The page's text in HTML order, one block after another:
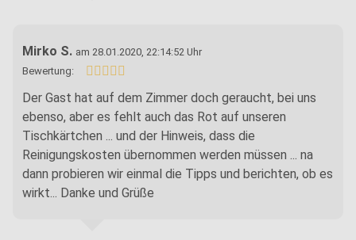
Mirko S. am 28.01.2020, 22:14:52 Uhr
Bewertung:
Der Gast hat auf dem Zimmer doch geraucht, bei uns
ebenso, aber es fehlt auch das Rot auf unseren
Tischkärtchen ... und der Hinweis, dass die
Reinigungskosten übernommen werden müssen ... na
dann probieren wir einmal die Tipps und berichten, ob es
wirkt... Danke und Grüße